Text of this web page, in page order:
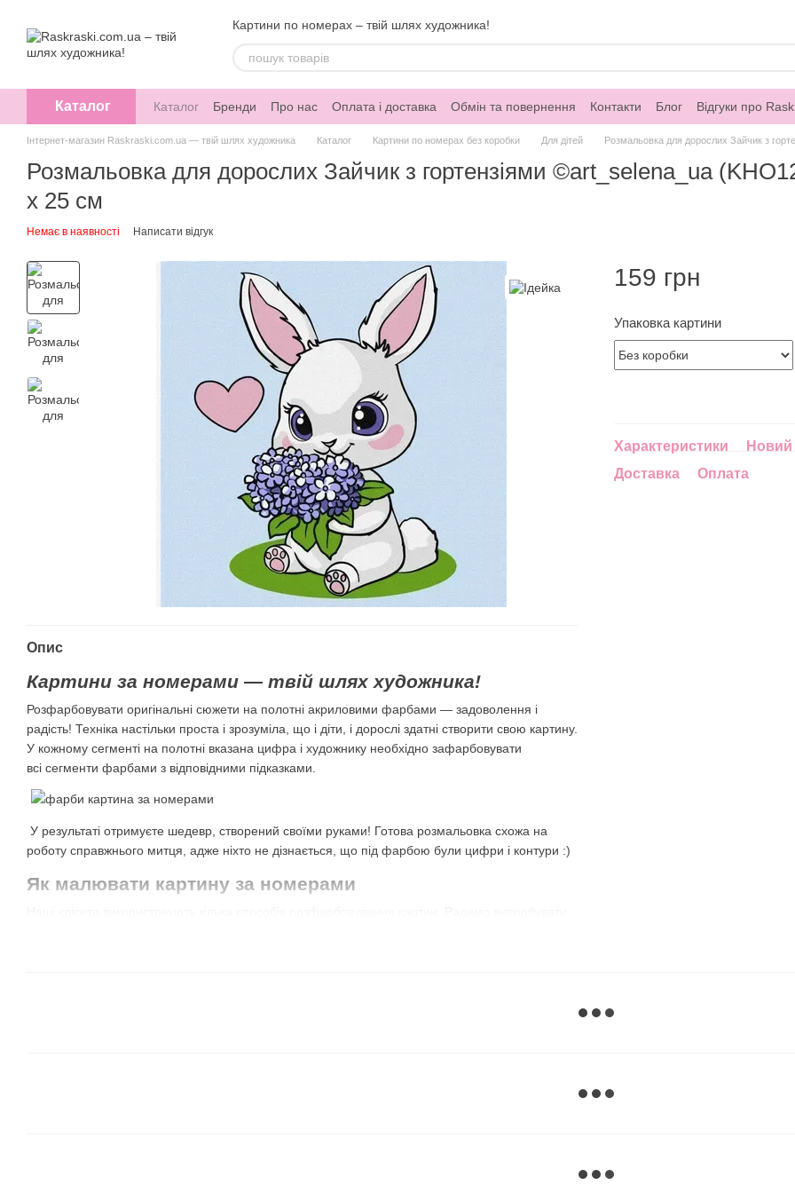
Картини по номерах – твій шлях художника!
Каталог Каталог Бренди Про нас Оплата і доставка Обмін та повернення Контакти Блог Відгуки про
Інтернет-магазин Raskraski.com.ua — твій шлях художника Каталог Картини по номерах без коробки Для дітей Розмальовка для дорослих Зайчик з
Розмальовка для дорослих Зайчик з гортензіями ©art_selena_ua
х 25 см
Немає в наявності Написати відгук
Опис
Картини за номерами — твій шлях художника!
Розфарбовувати оригінальні сюжети на полотні акриловими фарбами — задоволення і
радість! Техніка настільки проста і зрозуміла, що і діти, і дорослі здатні створити свою картину.
У кожному сегменті на полотні вказана цифра і художнику необхідно зафарбовувати
всі сегменти фарбами з відповідними підказками.
У результаті отримуєте шедевр, створений своїми руками! Готова розмальовка схожа на
роботу справжнього митця, адже ніхто не дізнається, що під фарбою були цифри і контури :)
Як малювати картину за номерами
159 грн
Упаковка картини
Характеристики Новий
Доставка
Оплата